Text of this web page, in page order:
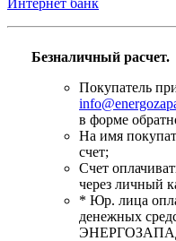
Безналичный расчет.
Покупатель
в форме
На имя
счет;
Счет
через личный
* Юр. лица
денежных